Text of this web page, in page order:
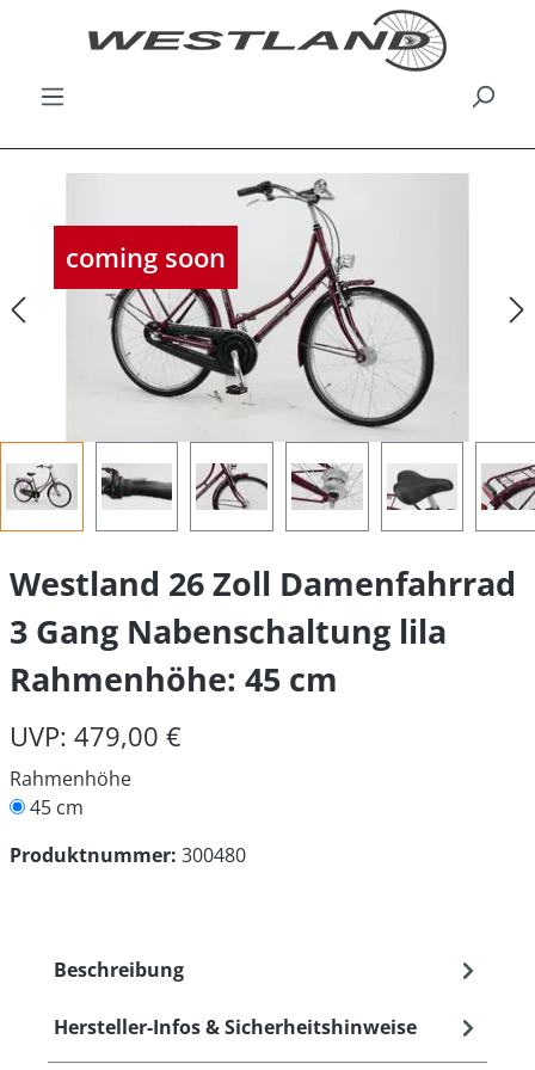
Bildergalerie überspringen
coming soon
Westland 26 Zoll Damenfahrrad
3 Gang Nabenschaltung lila
Rahmenhöhe: 45 cm
UVP: 479,00 €
Rahmenhöhe
45 cm
Produktnummer: 300480
Beschreibung
Hersteller-Infos & Sicherheitshinweise